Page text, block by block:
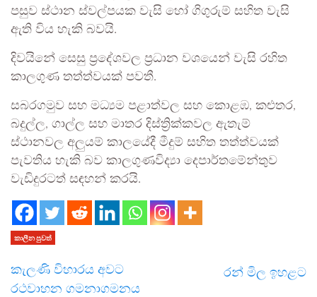
පසුව ස්ථාන ස්වල්පයක වැසි හෝ ගිගුරුම් සහිත වැසි
ඇති විය හැකි බවයි.
දිවයිනේ සෙසු ප්‍රදේශවල ප්‍රධාන වශයෙන් වැසි රහිත
කාලගුණ තත්ත්වයක් පවතී.
සබරගමුව සහ මධ්‍යම පළාත්වල සහ කොළඹ, කළුතර,
බදුල්ල, ගාල්ල සහ මාතර දිස්ත්‍රික්කවල ඇතැම්
ස්ථානවල අලුයම් කාලයේදී මීදුම් සහිත තත්ත්වයක්
පැවතිය හැකි බව කාලගුණවිද්‍යා දෙපාර්තමේන්තුව
වැඩිදුරටත් සඳහන් කරයි.
කාලීන පුවත්
කැලණි විහාරය අවට
රථවාහන ගමනාගමනය
රන් මිල ඉහළට